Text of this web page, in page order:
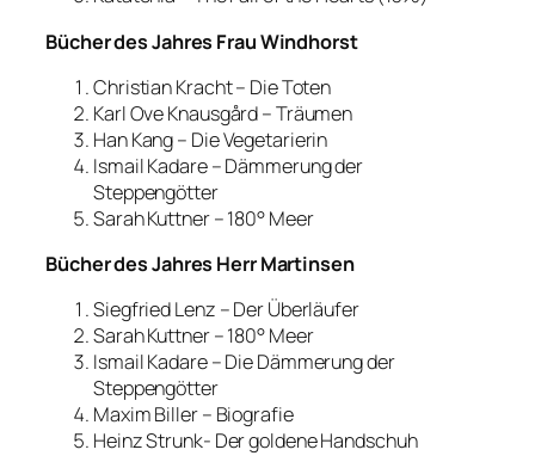
Bücher des Jahres Frau Windhorst
Christian Kracht – Die Toten
Karl Ove Knausgård – Träumen
Han Kang – Die Vegetarierin
Ismail Kadare – Dämmerung der
Steppengötter
Sarah Kuttner – 180° Meer
Bücher des Jahres Herr Martinsen
Siegfried Lenz – Der Überläufer
Sarah Kuttner – 180° Meer
Ismail Kadare – Die Dämmerung der
Steppengötter
Maxim Biller – Biografie
Heinz Strunk- Der goldene Handschuh